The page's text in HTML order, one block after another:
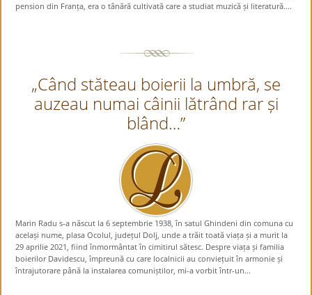
pension din Franța, era o tânără cultivată care a studiat muzică și literatură....
„Când stăteau boierii la umbră, se
auzeau numai câinii lătrând rar și
blând…”
Marin Radu s-a născut la 6 septembrie 1938, în satul Ghindeni din comuna cu
același nume, plasa Ocolul, județul Dolj, unde a trăit toată viața și a murit la
29 aprilie 2021, fiind înmormântat în cimitirul sătesc. Despre viața și familia
boierilor Davidescu, împreună cu care localnicii au conviețuit în armonie și
întrajutorare până la instalarea comuniștilor, mi-a vorbit într-un...